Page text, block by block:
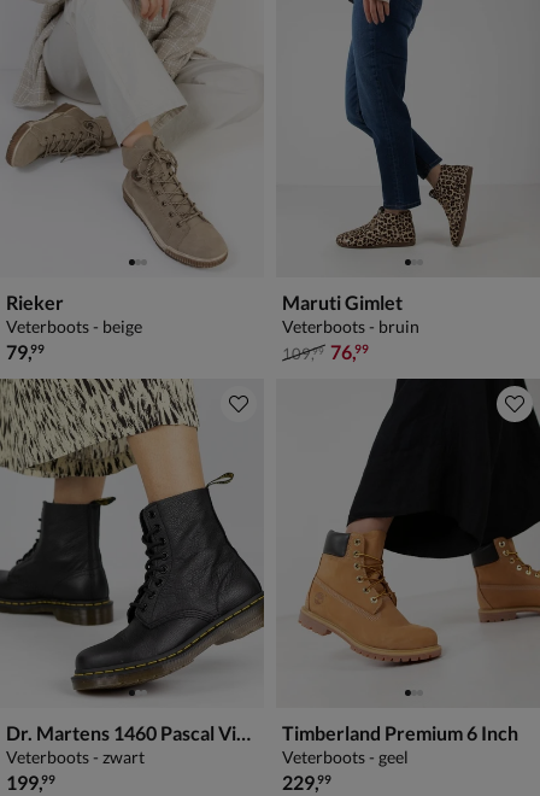
Rieker
Veterboots - beige
€ 79,99
79,99
Maruti Gimlet
Veterboots - bruin
van € 109,99 voor € 76,99
109,99 76,99
Dr. Martens 1460 Pascal Virginia
Veterboots - zwart
€ 199,99
199,99
Timberland Premium 6 Inch
Veterboots - geel
€ 229,99
229,99